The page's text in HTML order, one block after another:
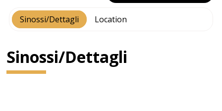
Sinossi/Dettagli Location
Sinossi/Dettagli